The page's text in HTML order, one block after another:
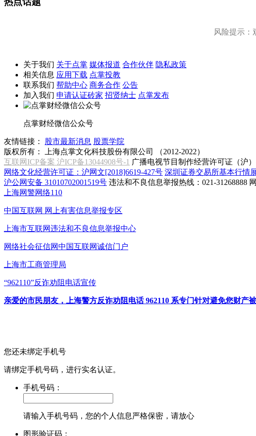
风险提示：
关于我们 关于点掌 媒体报道 合作伙伴 隐私政策
相关信息 应用下载 点掌投教
联系我们 帮助中心 商务合作 公告
加入我们 申请认证砖家 招贤纳士 点掌发布
点掌财经微信公众号
友情链接： 股市最新消息 股票学院
版权所有：
上海点掌文化科技股份有限公司 （2012-2022）
互联网ICP备案 沪ICP备13044908号-1 广播电视节目制作经营许可证（沪
网络文化经营许可证：沪网文[2018]6619-427号 深圳证券交易所基本行情
沪公网安备 31010702001519号 违法和不良信息举报热线：021-31268888
上海网警网络110
中国互联网 网上有害信息举报专区
上海市互联网违法和不良信息举报中心
网络社会征信网中国互联网诚信门户
上海市工商管理局
“962110”反诈劝阻电话宣传
亲爱的市民朋友，上海警方反诈劝阻电话 962110 系专门针对避免您财产
您还未绑定手机号
请绑定手机号码，进行实名认证。
手机号码：
请输入手机号码，您的个人信息严格保密，请放心
图形验证码：